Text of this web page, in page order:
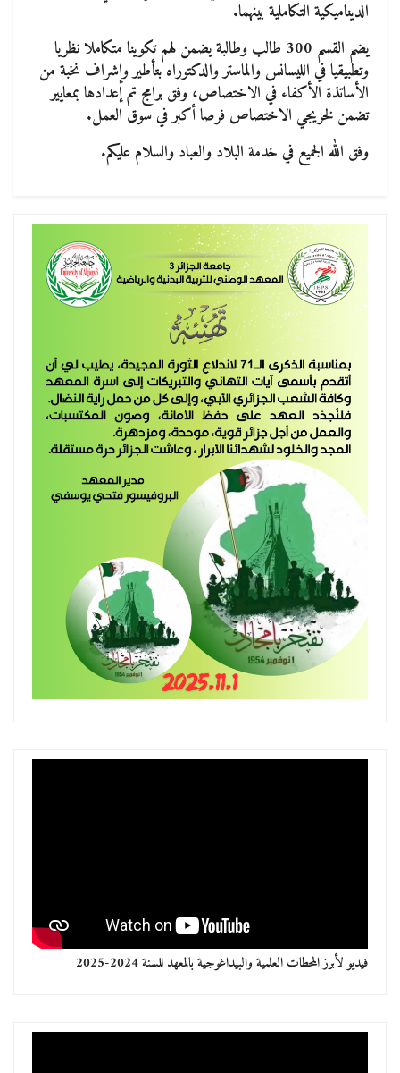
الديناميكية التكاملية بينهما.
يضم القسم 300 طالب وطالبة يضمن لهم تكوينا متكاملا نظريا
وتطبيقيا في الليسانس والماستر والدكتوراه بتأطير وإشراف نخبة من
الأساتذة الأكفاء في الاختصاص، وفق برامج تم إعدادها بمعايير
تضمن لخريجي الاختصاص فرصا أكبر في سوق العمل.
وفق الله الجميع في خدمة البلاد والعباد والسلام عليكم.
فيديو لأبرز المحطات العلمية والبيداغوجية بالمعهد للسنة 2024-2025